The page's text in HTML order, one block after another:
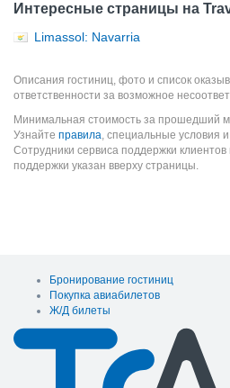
Интересные страницы на
Limassol: Navarria
Описания гостиниц, фото и список
ответственности за возможное
Минимальная стоимость за прошедший
Узнайте правила, специальные условия
Сотрудники сервиса поддержки
поддержки указан вверху страницы.
Бронирование гостиниц
Покупка авиабилетов
Ж/Д билеты